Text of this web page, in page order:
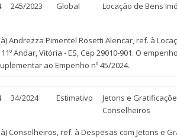
245/2023 Global Locação de Bens
Andrezza Pimentel Rosetti Alencar, ref. à
Andar, Vitória - ES, Cep 29010-901. O
ao Empenho nº 45/2024.
34/2024 Estimativo
Jetons e
Conselheiros
Conselheiros, ref. à Despesas com Jetons e